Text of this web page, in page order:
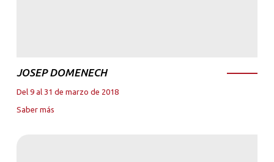
JOSEP DOMENECH
Del 9 al 31 de marzo de 2018
Saber más